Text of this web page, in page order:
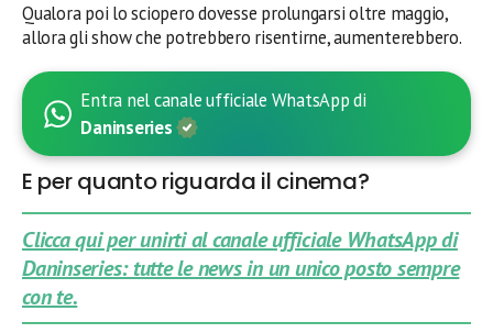
Qualora poi lo sciopero dovesse prolungarsi oltre maggio,
allora gli show che potrebbero risentirne, aumenterebbero.
Entra nel canale ufficiale WhatsApp di
Daninseries
E per quanto riguarda il cinema?
Clicca qui per unirti al canale ufficiale WhatsApp di
Daninseries: tutte le news in un unico posto sempre
con te.